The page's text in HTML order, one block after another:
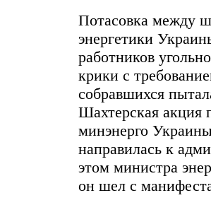
Потасовка между
энергетики
работников
крики с
собравшихся
Шахтерская акция
минэнерго
направилась к
этом министра
он шел с